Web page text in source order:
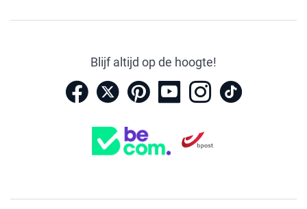
Blijf altijd op de hoogte!